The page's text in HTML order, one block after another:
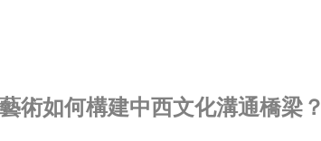
術如何構建中西文化溝通橋梁？